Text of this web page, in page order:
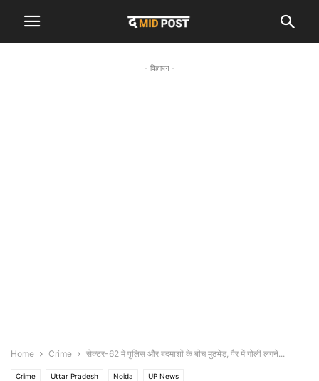
- विज्ञापन -
Home Crime सेक्टर-62 में पुलिस और बदमाशों के बीच मुठभेड़, पैर में गोली लगने...
Crime Uttar Pradesh Noida UP News